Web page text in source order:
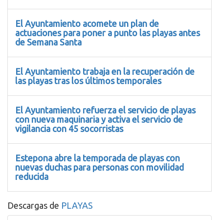
El Ayuntamiento acomete un plan de
actuaciones para poner a punto las playas antes
de Semana Santa
El Ayuntamiento trabaja en la recuperación de
las playas tras los últimos temporales
El Ayuntamiento refuerza el servicio de playas
con nueva maquinaria y activa el servicio de
vigilancia con 45 socorristas
Estepona abre la temporada de playas con
nuevas duchas para personas con movilidad
reducida
Descargas de PLAYAS